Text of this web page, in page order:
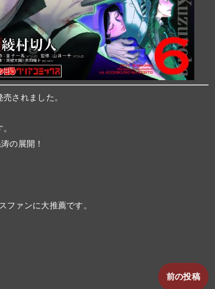
されました。
の展開！
ファンに大推薦です。
前の投稿